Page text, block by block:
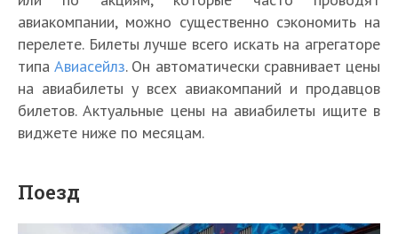
авиакомпании, можно существенно сэкономить на
перелете. Билеты лучше всего искать на агрегаторе
типаАвиасейлз. Он автоматически сравнивает цены
на авиабилеты у всех авиакомпаний и продавцов
билетов. Актуальные цены на авиабилеты ищите в
виджете ниже по месяцам.
Поезд